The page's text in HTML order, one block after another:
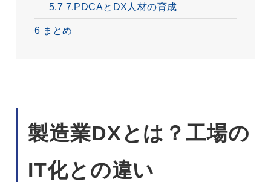
5.7 7.PDCAとDX人材の育成
6 まとめ
製造業DXとは？工場の
IT化との違い